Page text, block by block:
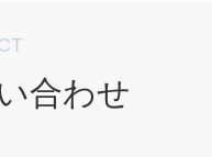
合わせ